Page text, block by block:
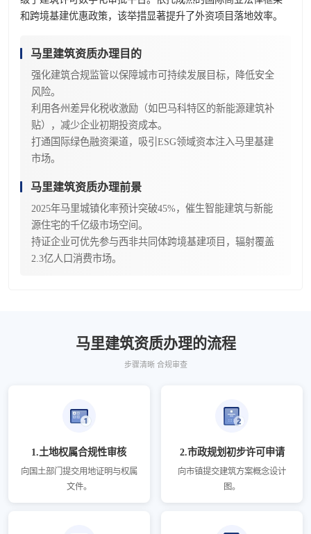
和跨境基建优惠政策，该举措显著提升了外资项目落地效率。
马里建筑资质办理目的
强化建筑合规监管以保障城市可持续发展目标，降低安全
风险。
利用各州差异化税收激励（如巴马科特区的新能源建筑补
贴），减少企业初期投资成本。
打通国际绿色融资渠道，吸引ESG领域资本注入马里基建
市场。
马里建筑资质办理前景
2025年马里城镇化率预计突破45%，催生智能建筑与新能
源住宅的千亿级市场空间。
持证企业可优先参与西非共同体跨境基建项目，辐射覆盖
2.3亿人口消费市场。
马里建筑资质办理的流程
步骤清晰 合规审查
1.土地权属合规性审核
向国土部门提交用地证明与权属
文件。
2.市政规划初步许可申请
向市镇提交建筑方案概念设计
图。